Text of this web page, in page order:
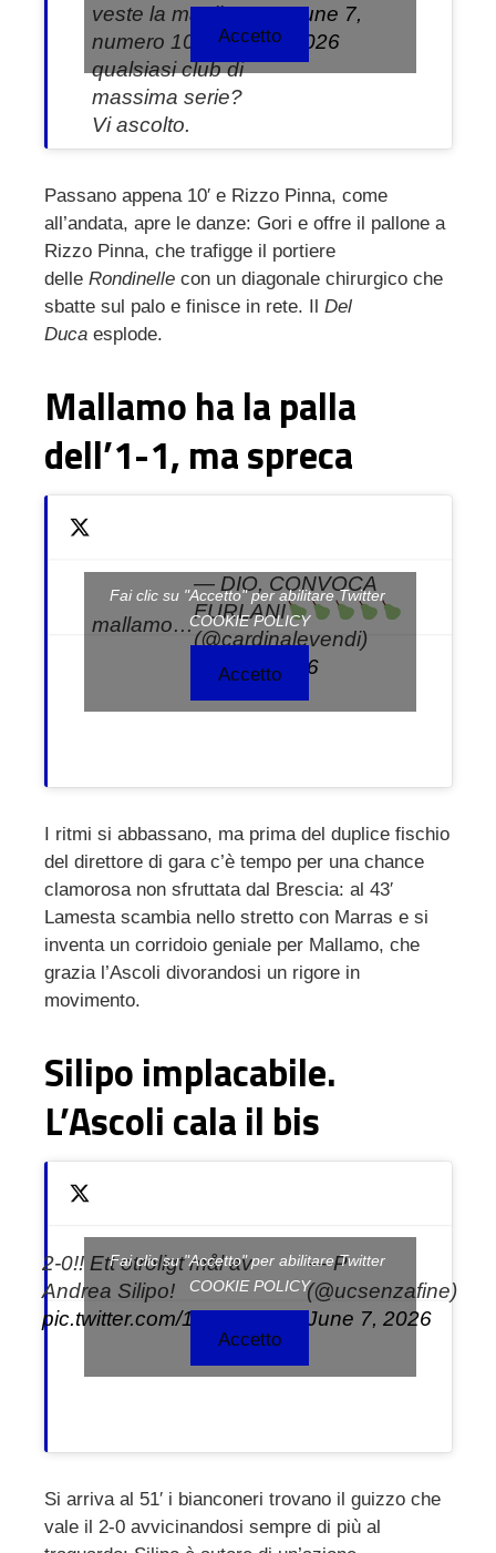
veste la maglia
numero 10 di un
qualsiasi club di
massima serie?
Vi ascolto.
June 7,
2026
Accetto
Passano appena 10′ e Rizzo Pinna, come
all’andata, apre le danze: Gori e offre il pallone a
Rizzo Pinna, che trafigge il portiere
delle Rondinelle con un diagonale chirurgico che
sbatte sul palo e finisce in rete. Il Del
Duca esplode.
Mallamo ha la palla
dell’1-1, ma spreca
mallamo…
— DIO, CONVOCA
FURLANI
(@cardinalevendi)
June 7, 2026
Fai clic su "Accetto" per abilitare Twitter
COOKIE POLICY
Accetto
I ritmi si abbassano, ma prima del duplice fischio
del direttore di gara c’è tempo per una chance
clamorosa non sfruttata dal Brescia: al 43′
Lamesta scambia nello stretto con Marras e si
inventa un corridoio geniale per Mallamo, che
grazia l’Ascoli divorandosi un rigore in
movimento.
Silipo implacabile.
L’Ascoli cala il bis
2-0!! Ett otroligt mål av
Andrea Silipo!
pic.twitter.com/1O4lBo0BSo
— P
(@ucsenzafine)
June 7, 2026
Fai clic su "Accetto" per abilitare Twitter
COOKIE POLICY
Accetto
Si arriva al 51′ i bianconeri trovano il guizzo che
vale il 2-0 avvicinandosi sempre di più al